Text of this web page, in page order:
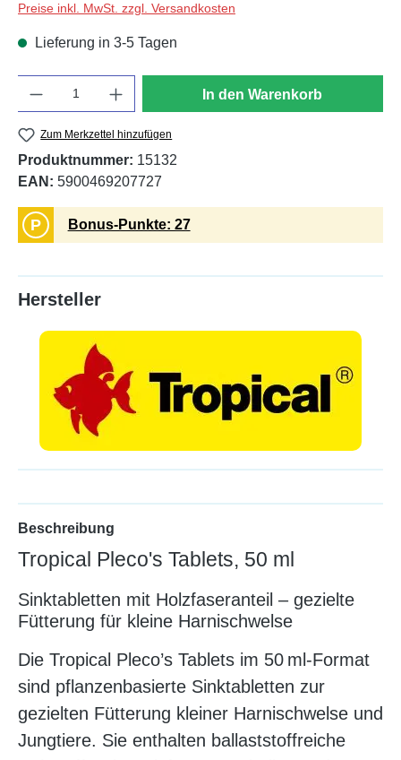
Preise inkl. MwSt. zzgl. Versandkosten
Lieferung in 3-5 Tagen
In den Warenkorb
Zum Merkzettel hinzufügen
Produktnummer: 15132
EAN: 5900469207727
P Bonus-Punkte: 27
Hersteller
Beschreibung
Tropical Pleco's Tablets, 50 ml
Sinktabletten mit Holzfaseranteil – gezielte
Fütterung für kleine Harnischwelse
Die Tropical Pleco’s Tablets im 50 ml-Format
sind pflanzenbasierte Sinktabletten zur
gezielten Fütterung kleiner Harnischwelse und
Jungtiere. Sie enthalten ballaststoffreiche